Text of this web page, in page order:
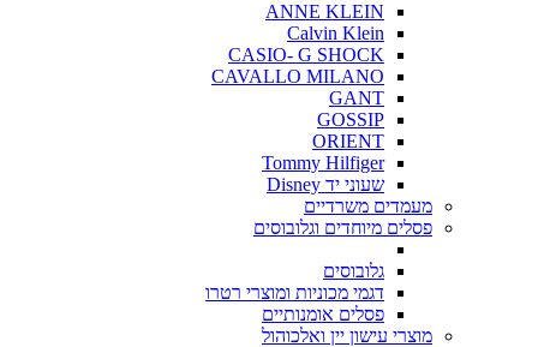
ANNE KLEIN
Calvin Klein
CASIO- G SHOCK
CAVALLO MILANO
GANT
GOSSIP
ORIENT
Tommy Hilfiger
שעוני יד Disney
מעמדים משרדיים
פסלים מיוחדים וגלובוסים
גלובוסים
דגמי מכוניות ומוצרי רטרו
פסלים אומנותיים
מוצרי עישון יין ואלכוהול